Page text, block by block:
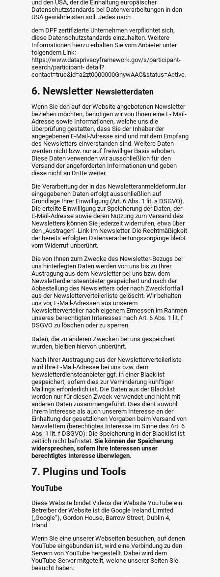
und den USA, der die Einhaltung europäischer
Datenschutzstandards bei Datenverarbeitungen in den
USA gewährleisten soll. Jedes nach
dem DPF zertifizierte Unternehmen verpflichtet sich,
diese Datenschutzstandards einzuhalten. Weitere
Informationen hierzu erhalten Sie vom Anbieter unter
folgendem Link:
https://www.dataprivacyframework.gov/s/participant-
search/participant- detail?
contact=true&id=a2zt0000000GnywAAC&status=Active.
6. Newsletter Newsletterdaten
Wenn Sie den auf der Website angebotenen Newsletter
beziehen möchten, benötigen wir von Ihnen eine E- Mail-
Adresse sowie Informationen, welche uns die
Überprüfung gestatten, dass Sie der Inhaber der
angegebenen E-Mail-Adresse sind und mit dem Empfang
des Newsletters einverstanden sind. Weitere Daten
werden nicht bzw. nur auf freiwilliger Basis erhoben.
Diese Daten verwenden wir ausschließlich für den
Versand der angeforderten Informationen und geben
diese nicht an Dritte weiter.
Die Verarbeitung der in das Newsletteranmeldeformular
eingegebenen Daten erfolgt ausschließlich auf
Grundlage Ihrer Einwilligung (Art. 6 Abs. 1 lit. a DSGVO).
Die erteilte Einwilligung zur Speicherung der Daten, der
E-Mail-Adresse sowie deren Nutzung zum Versand des
Newsletters können Sie jederzeit widerrufen, etwa über
den „Austragen“-Link im Newsletter. Die Rechtmäßigkeit
der bereits erfolgten Datenverarbeitungsvorgänge bleibt
vom Widerruf unberührt.
Die von Ihnen zum Zwecke des Newsletter-Bezugs bei
uns hinterlegten Daten werden von uns bis zu Ihrer
Austragung aus dem Newsletter bei uns bzw. dem
Newsletterdiensteanbieter gespeichert und nach der
Abbestellung des Newsletters oder nach Zweckfortfall
aus der Newsletterverteilerliste gelöscht. Wir behalten
uns vor, E-Mail-Adressen aus unserem
Newsletterverteiler nach eigenem Ermessen im Rahmen
unseres berechtigten Interesses nach Art. 6 Abs. 1 lit. f
DSGVO zu löschen oder zu sperren.
Daten, die zu anderen Zwecken bei uns gespeichert
wurden, bleiben hiervon unberührt.
Nach Ihrer Austragung aus der Newsletterverteilerliste
wird Ihre E-Mail-Adresse bei uns bzw. dem
Newsletterdiensteanbieter ggf. in einer Blacklist
gespeichert, sofern dies zur Verhinderung künftiger
Mailings erforderlich ist. Die Daten aus der Blacklist
werden nur für diesen Zweck verwendet und nicht mit
anderen Daten zusammengeführt. Dies dient sowohl
Ihrem Interesse als auch unserem Interesse an der
Einhaltung der gesetzlichen Vorgaben beim Versand von
Newslettern (berechtigtes Interesse im Sinne des Art. 6
Abs. 1 lit. f DSGVO). Die Speicherung in der Blacklist ist
zeitlich nicht befristet. Sie können der Speicherung
widersprechen, sofern Ihre Interessen unser
berechtigtes Interesse überwiegen.
7. Plugins und Tools
YouTube
Diese Website bindet Videos der Website YouTube ein.
Betreiber der Website ist die Google Ireland Limited
(„Google“), Gordon House, Barrow Street, Dublin 4,
Irland.
Wenn Sie eine unserer Webseiten besuchen, auf denen
YouTube eingebunden ist, wird eine Verbindung zu den
Servern von YouTube hergestellt. Dabei wird dem
YouTube-Server mitgeteilt, welche unserer Seiten Sie
besucht haben.